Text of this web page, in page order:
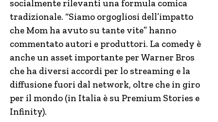
socialmente rilevanti una formula comica
tradizionale. “Siamo orgogliosi dell’impatto
che Mom ha avuto su tante vite” hanno
commentato autori e produttori. La comedy è
anche un asset importante per Warner Bros
che ha diversi accordi per lo streaming e la
diffusione fuori dal network, oltre che in giro
per il mondo (in Italia è su Premium Stories e
Infinity).